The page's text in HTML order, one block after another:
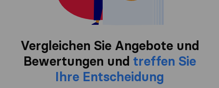
Vergleichen Sie Angebote und
Bewertungen und treffen Sie
Ihre Entscheidung